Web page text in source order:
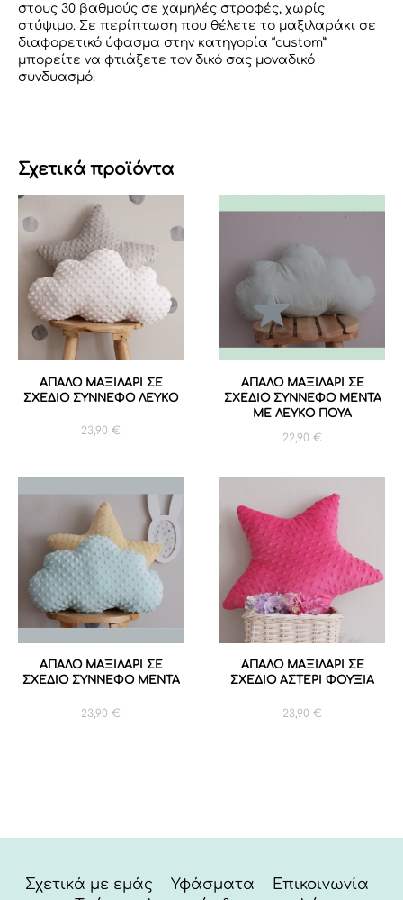
στους 30 βαθμούς σε χαμηλές στροφές, χωρίς
στύψιμο. Σε περίπτωση που θέλετε το μαξιλαράκι σε
διαφορετικό ύφασμα στην κατηγορία “custom”
μπορείτε να φτιάξετε τον δικό σας μοναδικό
συνδυασμό!
Σχετικά προϊόντα
ΑΠΑΛΟ ΜΑΞΙΛΑΡΙ ΣΕ
ΣΧΕΔΙΟ ΣΥΝΝΕΦΟ ΛΕΥΚΟ
23,90 €
ΑΠΑΛΟ ΜΑΞΙΛΑΡΙ ΣΕ
ΣΧΕΔΙΟ ΣΥΝΝΕΦΟ ΜΕΝΤΑ
ΜΕ ΛΕΥΚΟ ΠΟΥΑ
22,90 €
ΑΠΑΛΟ ΜΑΞΙΛΑΡΙ ΣΕ
ΣΧΕΔΙΟ ΣΥΝΝΕΦΟ ΜΕΝΤΑ
23,90 €
ΑΠΑΛΟ ΜΑΞΙΛΑΡΙ ΣΕ
ΣΧΕΔΙΟ ΑΣΤΕΡΙ ΦΟΥΞΙΑ
23,90 €
Σχετικά με εμάς Υφάσματα
Επικοινωνία